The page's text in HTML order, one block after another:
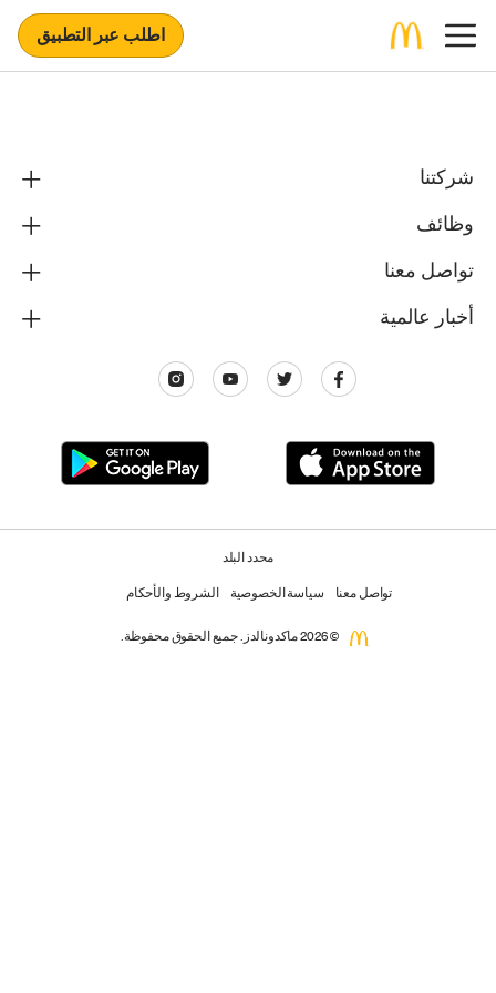
اطلب عبر التطبيق
شركتنا
وظائف
تواصل معنا
أخبار عالمية
محدد البلد
تواصل معنا سياسة الخصوصية الشروط والأحكام
© 2026 ماكدونالدز. جميع الحقوق محفوظة.